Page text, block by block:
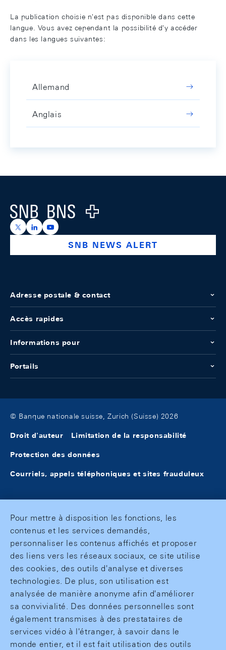
La publication choisie n'est pas disponible dans cette
langue. Vous avez cependant la possibilité d'y accéder
dans les langues suivantes:
Allemand
Anglais
Logo
https://x.com/snb_bns
https://ch.linkedin.com/company/swiss-national-
https://www.youtube.com/@swissnationalbank
SNB NEWS ALERT
Adresse postale & contact
Accès rapides
Informations pour
Portails
© Banque nationale suisse, Zurich (Suisse) 2026
Droit d'auteur Limitation de la responsabilité
Protection des données
Courriels, appels téléphoniques et sites frauduleux
Pour mettre à disposition les fonctions, les
contenus et les services demandés,
personnaliser les contenus affichés et proposer
des liens vers les réseaux sociaux, ce site utilise
des cookies, des outils d'analyse et diverses
technologies. De plus, son utilisation est
analysée de manière anonyme afin d'améliorer
sa convivialité. Des données personnelles sont
également transmises à des prestataires de
services vidéo à l'étranger, à savoir dans le
monde entier, et il est fait utilisation des outils